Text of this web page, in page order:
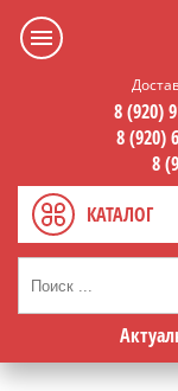
8 (920)
8 (920)
8
КАТАЛОГ